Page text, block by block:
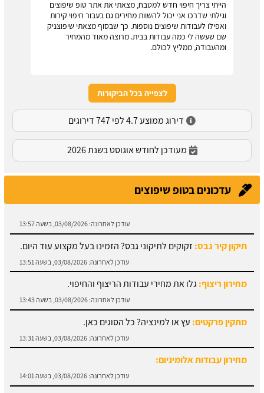
הייתי צריך חיפוי חדש למטבח, מצאתי את אתר טופ שיפוצים
וגילתי שדרכו אני יכול להשוות מחירים גם בעבור חיפוי קירות
ואפילו לעבודות שיפוצים נוספות. כך שבסוף מצאתי שיפוצניק
שם שעשה לי כמה עבודות בבית. מרוצה מאוד מהמחיר
ומהעבודה, ממליץ לכולם.
לצפייה בכל הביקורות
דירוג ממוצע 4.7 לפי 747 דירוגים
מעודכן לחודש אוגוסט בשנת 2026
עדכונים בטופ שיפוצים
זקוקים לתיקוני גבס? הזמינו בעל מקצוע עוד היום.
גלו את מחירי עבודות הריצוף והחיפוי.
עץ או למינציה? כל הסוגים כאן.
מידע והורדת הסכם מול קבלן שלד.